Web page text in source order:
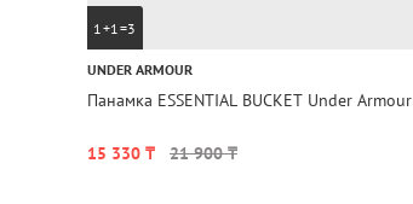
1+1=3
UNDER ARMOUR
Панамка ESSENTIAL BUCKET Under Armour
15 330 ₸ 21 900 ₸